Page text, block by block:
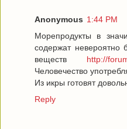
Anonymous 1:44 PM
Морепродукты в
содержат невероятно
веществ http://
Человечество
Из икры готовят
Reply